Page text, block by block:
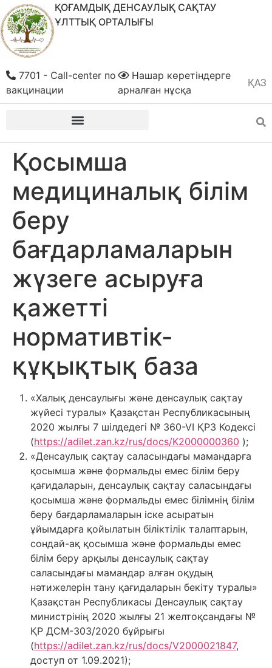
ҚОҒАМДЫҚ ДЕНСАУЛЫҚ САҚТАУ
ҰЛТТЫҚ ОРТАЛЫҒЫ
ҚАЗ
РУС
Нашар көретіндерге
арналған нұсқа
7701 - Call-center по
вакцинации
Қосымша
медициналық білім
беру
бағдарламаларын
жүзеге асыруға
қажетті
нормативтік-
құқықтық база
«Халық денсаулығы және денсаулық сақтау
жүйесі туралы» Қазақстан Республикасының
2020 жылғы 7 шiлдедегi № 360-VI ҚРЗ Кодексі
(https://adilet.zan.kz/rus/docs/K2000000360 );
«Денсаулық сақтау саласындағы мамандарға
қосымша және формальды емес білім беру
қағидаларын, денсаулық сақтау саласындағы
қосымша және формальды емес білімнің білім
беру бағдарламаларын іске асыратын
ұйымдарға қойылатын біліктілік талаптарын,
сондай-ақ қосымша және формальды емес
білім беру арқылы денсаулық сақтау
саласындағы мамандар алған оқудың
нәтижелерін тану қағидаларын бекіту туралы»
Қазақстан Республикасы Денсаулық сақтау
министрінің 2020 жылғы 21 желтоқсандағы №
ҚР ДСМ-303/2020 бұйрығы
(https://adilet.zan.kz/rus/docs/V2000021847,
доступ от 1.09.2021);